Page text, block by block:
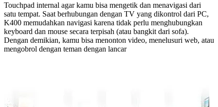
Touchpad internal agar kamu bisa mengetik dan menavigasi dari
satu tempat. Saat berhubungan dengan TV yang dikontrol dari PC,
K400 memudahkan navigasi karena tidak perlu menghubungkan
keyboard dan mouse secara terpisah (atau bangkit dari sofa).
Dengan demikian, kamu bisa menonton video, menelusuri web, atau
mengobrol dengan teman dengan lancar